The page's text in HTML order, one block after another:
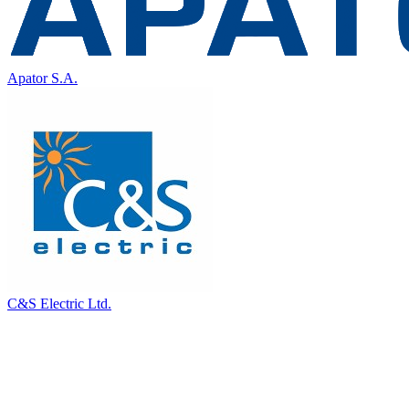
Apator S.A.
C&S Electric Ltd.